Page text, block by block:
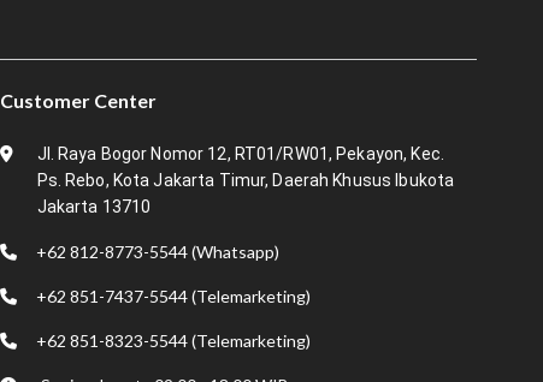
Customer Center
Jl. Raya Bogor Nomor 12, RT01/RW01, Pekayon, Kec.
Ps. Rebo, Kota Jakarta Timur, Daerah Khusus Ibukota
Jakarta 13710
+62 812-8773-5544 (Whatsapp)
+62 851-7437-5544 (Telemarketing)
+62 851-8323-5544 (Telemarketing)